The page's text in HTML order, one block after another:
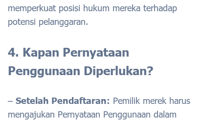
memperkuat posisi hukum mereka terhadap
potensi pelanggaran.
4. Kapan Pernyataan
Penggunaan Diperlukan?
– Setelah Pendaftaran: Pemilik merek harus
mengajukan Pernyataan Penggunaan dalam